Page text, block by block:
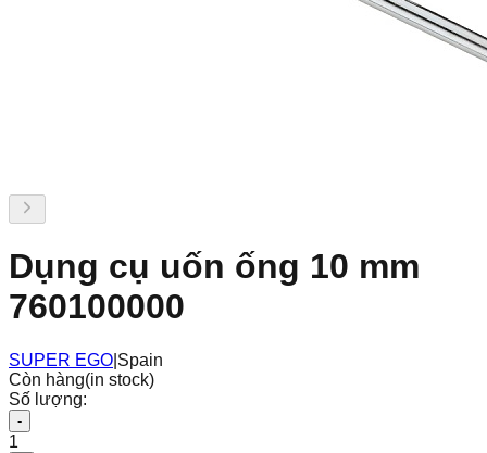
Dụng cụ uốn ống 10 mm
760100000
SUPER EGO Spain
Còn hàng(in stock)
Số lượng:
-
1